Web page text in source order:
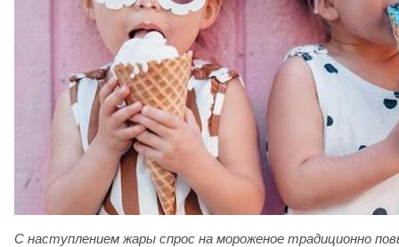
С наступлением жары спрос на мороженое традиционно